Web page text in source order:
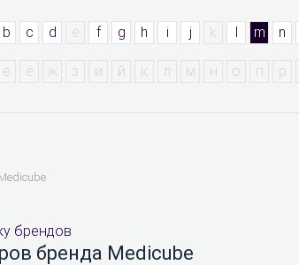
b c d e f g h i j k m n
е ё ж з и й к л м н о п р
брендов
бренда Medicube